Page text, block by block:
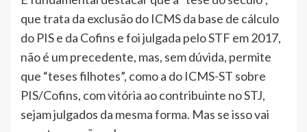
que trata da exclusão do ICMS da base de cálculo
do PIS e da Cofins e foi julgada pelo STF em 2017,
não é um precedente, mas, sem dúvida, permite
que “teses filhotes”, como a do ICMS-ST sobre
PIS/Cofins, com vitória ao contribuinte no STJ,
sejam julgados da mesma forma. Mas se isso vai